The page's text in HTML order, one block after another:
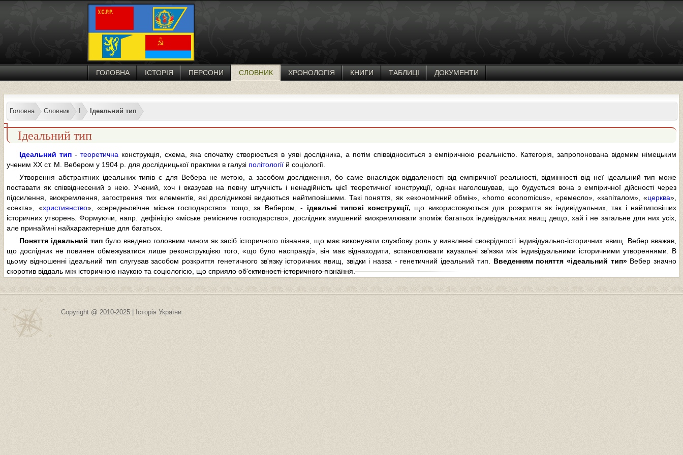
ГОЛОВНА ІСТОРІЯ ПЕРСОНИ СЛОВНИК ХРОНОЛОГІЯ КНИГИ ТАБЛИЦІ ДОКУМЕНТИ
Головна Словник Ідеальний тип
Ідеальний тип
Ідеальний тип -теоретична конструкція, схема, яка спочатку створюється в уяві дослідника, а потім співвідноситься з емпіричною реальністю. Категорія, запропонована відомим німецьким
ученим XX ст. М. Вебером у 1904 р. для дослідницької практики в галузі політології й соціології.
Утворення абстрактних ідеальних типів є для Вебера не метою, а засобом дослідження, бо саме внаслідок віддаленості від емпіричної реальності, відмінності від неї ідеальний тип може
поставати як співвіднесений з нею. Учений, хоч і вказував на певну штучність і ненадійність цієї теоретичної конструкції, однак наголошував, що будується вона з емпіричної дійсності через
підсилення, виокремлення, загострення тих елементів, які дослідникові видаються найтиповішими. Такі поняття, як «економічний обмін», «homo economicus», «ремесло», «капіталом», «церква»,
«секта», «християнство», «середньовічне міське господарство» тощо, за Вебером, - ідеальні типові конструкції, що використовуються для розкриття як індивідуальних, так і найтиповіших
історичних утворень. Формуючи, напр. дефініцію «міське ремісниче господарство», дослідник змушений виокремлювати зпоміж багатьох індивідуальних явищ дещо, хай і не загальне для них усіх,
але принаймні найхарактерніше для багатьох.
Поняття ідеальний тип було введено головним чином як засіб історичного пізнання, що має виконувати службову роль у виявленні своєрідності індивідуально-історичних явищ. Вебер вважав,
що дослідник не повинен обмежуватися лише реконструкцією того, «що було насправді», він має віднаходити, встановлювати каузальні зв'язки між індивідуальними історичними утвореннями. В
цьому відношенні ідеальний тип слугував засобом розкриття генетичного зв'язку історичних явищ, звідки і назва - генетичний ідеальний тип. Введенням поняття «ідеальний тип»Вебер значно
скоротив віддаль між історичною наукою та соціологією, що сприяло об'єктивності історичного пізнання.
Copyright @ 2010-2025 | Історія України